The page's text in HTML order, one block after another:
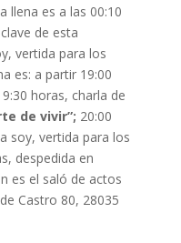
llena es a las 00:10
de esta
vertida para los
es: a partir 19:00
horas, charla de
de vivir”; 20:00
soy, vertida para los
despedida en
es el saló de actos
Castro 80, 28035